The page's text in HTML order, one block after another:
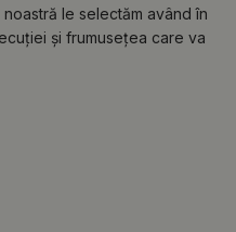
le selectăm având în
și frumusețea care va